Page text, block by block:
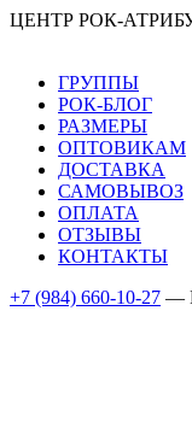
ЦЕНТР РОК-
ГРУППЫ
РОК-БЛОГ
РАЗМЕРЫ
ОПТОВИКАМ
ДОСТАВКА
САМОВЫВОЗ
ОПЛАТА
ОТЗЫВЫ
КОНТАКТЫ
+7 (984) 660-10-27 —